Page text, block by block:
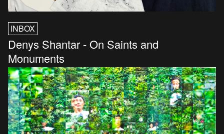
INBOX
Denys Shantar - On Saints and
Monuments